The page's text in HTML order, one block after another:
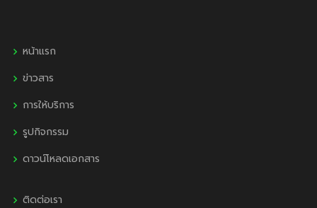
หน้าแรก
ข่าวสาร
การให้บริการ
รูปกิจกรรม
ดาวน์โหลดเอกสาร
ติดต่อเรา